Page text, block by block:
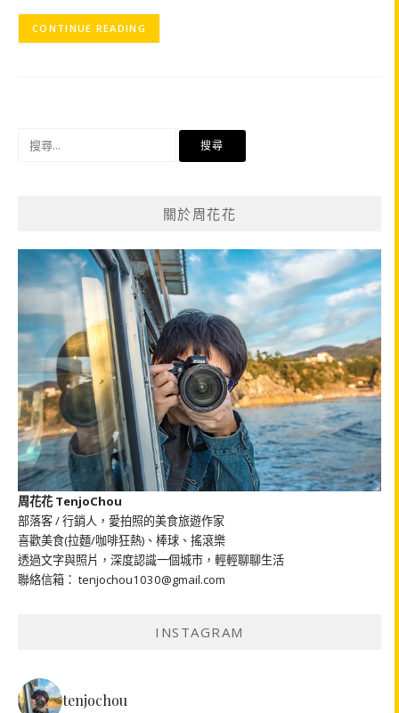
CONTINUE READING
關於周花花
周花花 TenjoChou
部落客 / 行銷人，愛拍照的美食旅遊作家
喜歡美食(拉麵/咖啡狂熱)、棒球、搖滾樂
透過文字與照片，深度認識一個城市，輕輕聊聊生活
聯絡信箱： tenjochou1030@gmail.com
INSTAGRAM
tenjochou